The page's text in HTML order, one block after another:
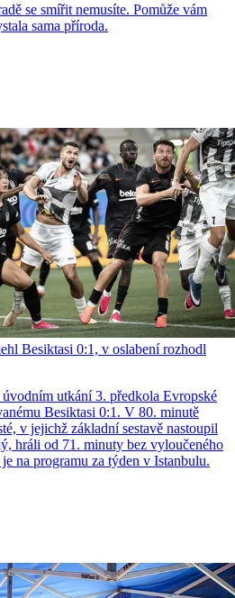
se smířit nemusíte. Pomůže vám
sama příroda.
Besiktasi 0:1, v oslabení rozhodl
utkání 3. předkola Evropské
Besiktasi 0:1. V 80. minutě
v jejichž základní sestavě nastoupil
hráli od 71. minuty bez vyloučeného
na programu za týden v Istanbulu.